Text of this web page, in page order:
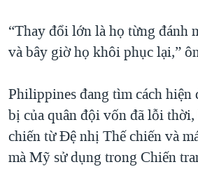
“Thay đổi lớn là họ từng đánh
và bây giờ họ khôi phục lại,”
Philippines đang tìm cách hiện
bị của quân đội vốn đã lỗi thời,
chiến từ Đệ nhị Thế chiến và
mà Mỹ sử dụng trong Chiến